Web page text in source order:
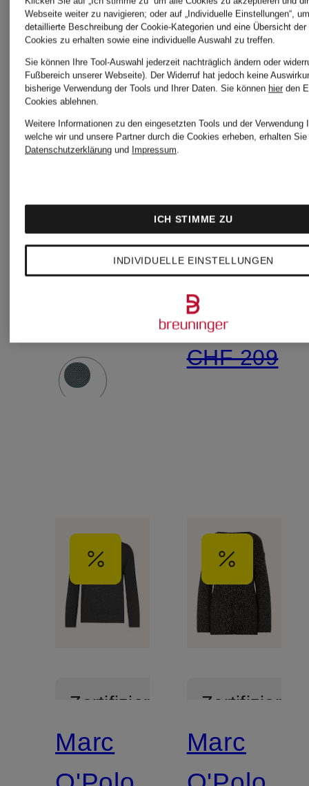
Neu
Zertifiziert
Marc
O'Polo
Piqué-
Pullover
Zertifiziert
Marc
Pullover
CHF
CHF 209
Zertifiziert
Marc
Zertifiziert
Marc
Webseite weiter zu navigieren; oder auf „Individuelle Einstellungen“,
detaillierte Beschreibung der Cookie-Kategorien und eine Übersicht
Cookies zu erhalten sowie eine individuelle Auswahl zu treffen.
Sie können Ihre Tool-Auswahl jederzeit nachträglich ändern oder
Fußbereich unserer Webseite). Der Widerruf hat jedoch keine
bisherige Verwendung der Tools und Ihrer Daten. Sie können hier den
Cookies ablehnen.
Weitere Informationen zu den eingesetzten Tools und der Verwendung
welche wir und unsere Partner durch die Cookies erheben, erhalten
Datenschutzerklärung und Impressum.
INDIVIDUELLE EINSTELLUNGEN
ICH STIMME ZU